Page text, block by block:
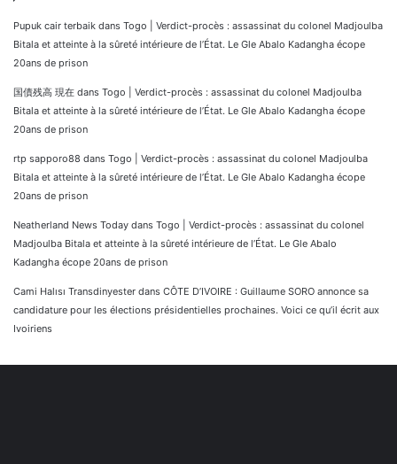
Pupuk cair terbaik dans Togo | Verdict-procès : assassinat du colonel Madjoulba
Bitala et atteinte à la sûreté intérieure de l’État. Le Gle Abalo Kadangha écope
20ans de prison
国債残高 現在 dans Togo | Verdict-procès : assassinat du colonel Madjoulba
Bitala et atteinte à la sûreté intérieure de l’État. Le Gle Abalo Kadangha écope
20ans de prison
rtp sapporo88 dans Togo | Verdict-procès : assassinat du colonel Madjoulba
Bitala et atteinte à la sûreté intérieure de l’État. Le Gle Abalo Kadangha écope
20ans de prison
Neatherland News Today dans Togo | Verdict-procès : assassinat du colonel
Madjoulba Bitala et atteinte à la sûreté intérieure de l’État. Le Gle Abalo
Kadangha écope 20ans de prison
Cami Halısı Transdinyester dans CÔTE D’IVOIRE : Guillaume SORO annonce sa
candidature pour les élections présidentielles prochaines. Voici ce qu’il écrit aux
Ivoiriens